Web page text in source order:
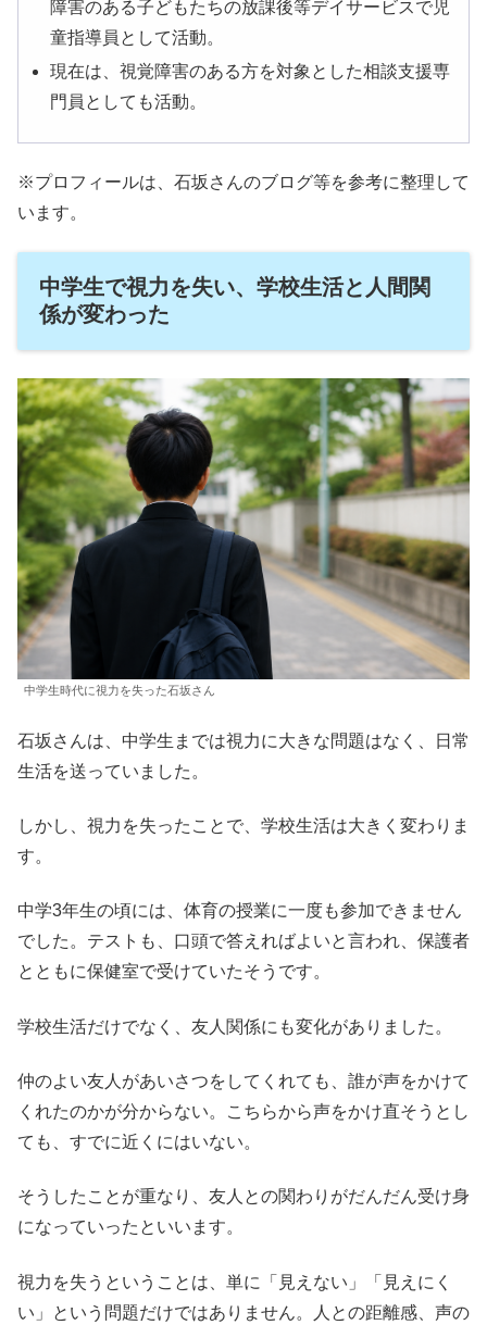
障害のある子どもたちの放課後等デイサービスで児
童指導員として活動。
現在は、視覚障害のある方を対象とした相談支援専
門員としても活動。
※プロフィールは、石坂さんのブログ等を参考に整理して
います。
中学生で視力を失い、学校生活と人間関
係が変わった
中学生時代に視力を失った石坂さん
石坂さんは、中学生までは視力に大きな問題はなく、日常
生活を送っていました。
しかし、視力を失ったことで、学校生活は大きく変わりま
す。
中学3年生の頃には、体育の授業に一度も参加できません
でした。テストも、口頭で答えればよいと言われ、保護者
とともに保健室で受けていたそうです。
学校生活だけでなく、友人関係にも変化がありました。
仲のよい友人があいさつをしてくれても、誰が声をかけて
くれたのかが分からない。こちらから声をかけ直そうとし
ても、すでに近くにはいない。
そうしたことが重なり、友人との関わりがだんだん受け身
になっていったといいます。
視力を失うということは、単に「見えない」「見えにく
い」という問題だけではありません。人との距離感、声の